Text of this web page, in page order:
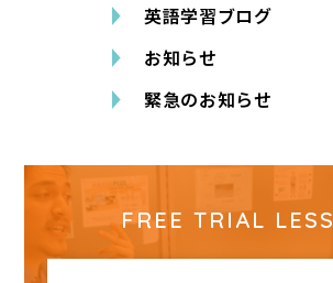
英語学習ブログ
お知らせ
緊急のお知らせ
FREE TRIAL